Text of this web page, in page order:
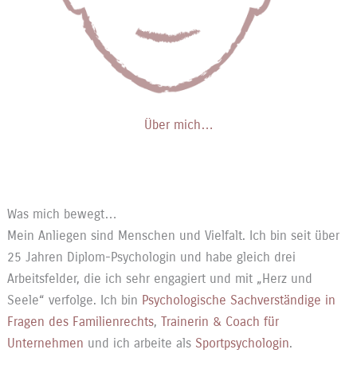
Über mich…
Was mich bewegt…
Mein Anliegen sind Menschen und Vielfalt. Ich bin seit über
25 Jahren Diplom-Psychologin und habe gleich drei
Arbeitsfelder, die ich sehr engagiert und mit „Herz und
Seele“ verfolge. Ich bin Psychologische Sachverständige in
Fragen des Familienrechts, Trainerin & Coach für
Unternehmen und ich arbeite als Sportpsychologin.